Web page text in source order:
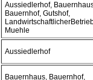
Aussiedlerhof,
Bauernhof, Gutshof,
Muehle
Aussiedlerhof
Bauernhaus, Bauernhof,